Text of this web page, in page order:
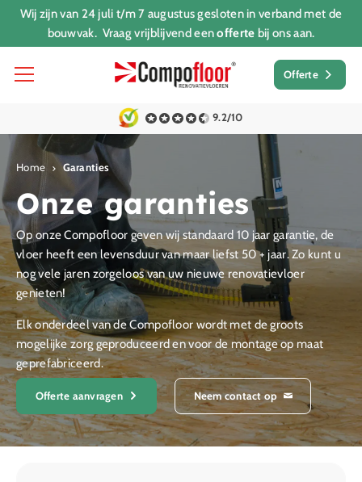
Wij zijn van 24 juli t/m 7 augustus gesloten in verband met de
bouwvak. Vraag vrijblijvend eenofferte bij ons aan.
Offerte
9.2/10
Home Garanties
Onze garanties
Op onze Compofloor geven wij standaard 10 jaar garantie, de
vloer heeft een levensduur van maar liefst 50 + jaar. Zo kunt u
nog vele jaren zorgeloos van uw nieuwe renovatievloer
genieten!
Elk onderdeel van de Compofloor wordt met de groots
mogelijke zorg geproduceerd en voor de montage op maat
geprefabriceerd.
Offerte aanvragen Neem contact op